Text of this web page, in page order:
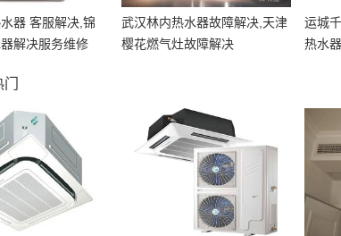
器 客服解决,锦
解决服务维修
武汉林内热水器故障解决,天津
樱花燃气灶故障解决
运城
热水